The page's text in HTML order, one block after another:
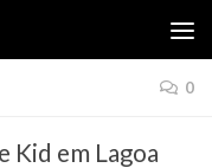
0
Kid em Lagoa